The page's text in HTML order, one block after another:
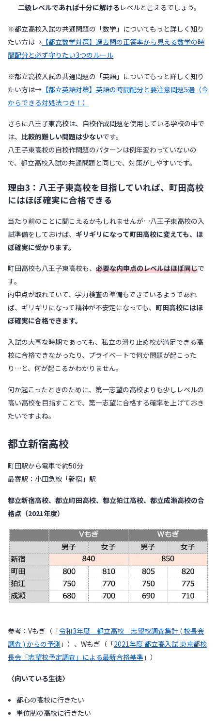
二級レベルであれば十分に解ける レベルと言えるでしょう。
※都立高校入試の共通問題の「数学」についてもっと詳しく知り
たい方は→ 【都立数学対策】過去問の正答率から見える数学の時
間配分と必ず守りたい3つのルール
※都立高校入試の共通問題の「英語」についてもっと詳しく知り
たい方は→ 【都立英語対策】英語の時間配分と要注意問題5選（今
からできる対処法つき！）
さらに八王子東高校は、自校作成問題を使用している学校の中で
は、 比較的難しい問題は少ないです。
八王子東高校の自校作問題のパターンは例年変わっていないの
で、都立高校入試の共通問題と同じで、対策がしやすいです。
理由3：八王子東高校を目指していれば、町田高校
にはほぼ確実に合格できる
当たり前のことに聞こえるかもしれませんが…八王子東高校の入
試準備をしておけば、 ギリギリになって町田高校に変えても、ほ
ぼ確実に受かります。
町田高校も八王子東高校も、 必要な内申点のレベルはほぼ同じで
す。
内申点が取れていて、学力検査の準備もできているようであれ
ば、ギリギリになって精神が不安定になっても、 町田高校にはほ
ぼ確実に合格できます。
入試の大事な時期であっても、私立の滑り止め校が満足できる高
校に合格できなかったり、プライベートで何か問題が起こった
り…と、何が起こるかわかりません。
何か起こったときのために、第一志望の高校よりも少しレベルの
高い高校を目指すことで、第一志望に合格する確率を上げておき
たいですよね。
都立新宿高校
町田駅から電車で約50分
最寄駅：小田急線「新宿」駅
都立新宿高校、都立町田高校、都立狛江高校、都立成瀬高校の合
格点（2021年度）
参考：Vもぎ（「令和3年度 都立高校 志望校調査集計 ( 校長会
調査 ) からの予測 」）、Wもぎ（「2021年度 都立高入試 東京都校
長会「志望校予定調査」による最新合格基準 」）
〈向いている生徒〉
都心の高校に行きたい
単位制の高校に行きたい